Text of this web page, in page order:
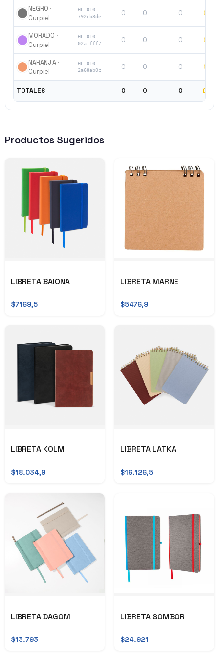
NEGRO ·
Curpiel
HL 010-
792cb3de
0 0 0 0
MORADO ·
Curpiel
HL 010-
02a1fff7
0 0 0 0
NARANJA ·
Curpiel
HL 010-
2a68ab0c
0 0 0 0
TOTALES 0 0 0 0
Productos Sugeridos
LIBRETA BAIONA
$7169,5
LIBRETA MARNE
$5476,9
LIBRETA KOLM
$18.034,9
LIBRETA LATKA
$16.126,5
LIBRETA DAGOM
$13.793
LIBRETA SOMBOR
$24.921